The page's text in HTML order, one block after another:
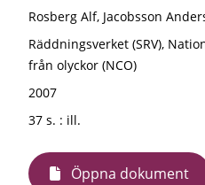
Rosberg Alf, Jacobsson
Räddningsverket (SRV),
från olyckor (NCO)
2007
37 s. : ill.
Öppna dokument